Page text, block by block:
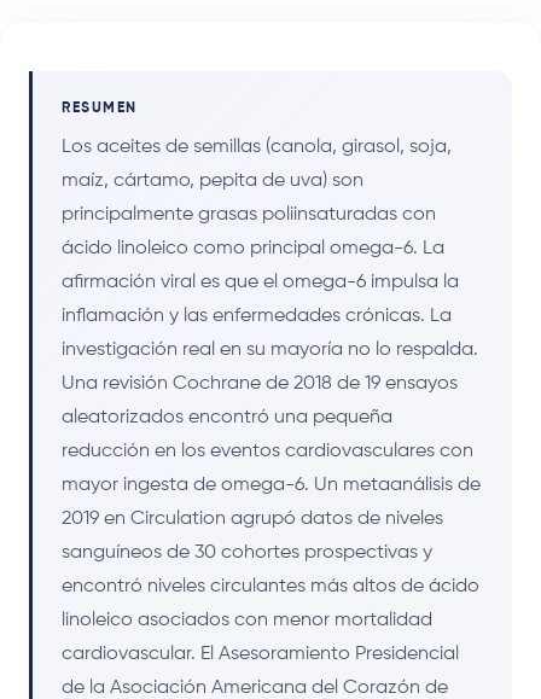
RESUMEN
Los aceites de semillas (canola, girasol, soja,
maíz, cártamo, pepita de uva) son
principalmente grasas poliinsaturadas con
ácido linoleico como principal omega-6. La
afirmación viral es que el omega-6 impulsa la
inflamación y las enfermedades crónicas. La
investigación real en su mayoría no lo respalda.
Una revisión Cochrane de 2018 de 19 ensayos
aleatorizados encontró una pequeña
reducción en los eventos cardiovasculares con
mayor ingesta de omega-6. Un metaanálisis de
2019 en Circulation agrupó datos de niveles
sanguíneos de 30 cohortes prospectivas y
encontró niveles circulantes más altos de ácido
linoleico asociados con menor mortalidad
cardiovascular. El Asesoramiento Presidencial
de la Asociación Americana del Corazón de